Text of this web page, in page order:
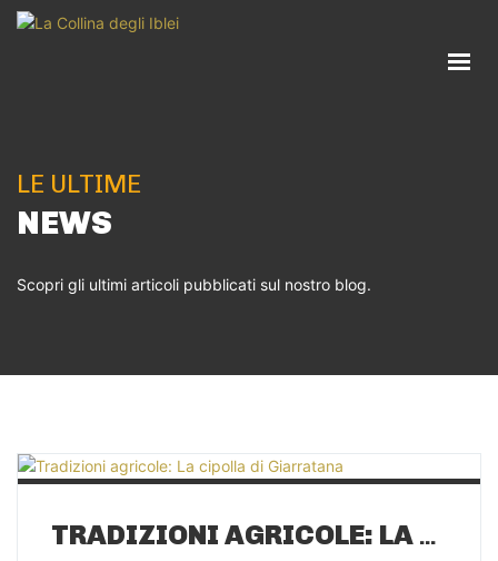
HOME
LE ULTIME
NEWS
Scopri gli ultimi articoli pubblicati sul nostro blog.
TRADIZIONI AGRICOLE: LA CIPOLLA DI GIARRATANA